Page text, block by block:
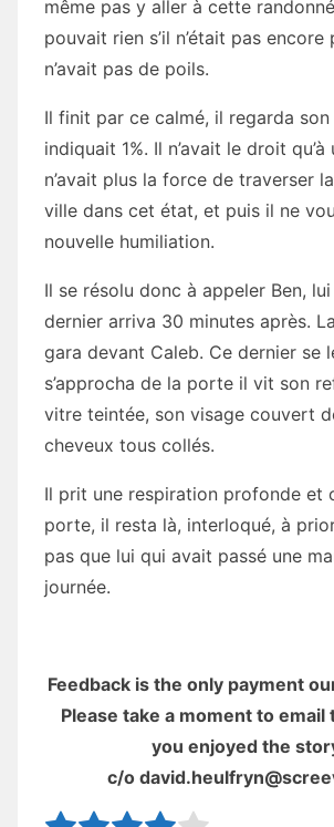
même pas y aller à cette
pouvait rien s’il n’était pas encore
n’avait pas de poils.
Il finit par ce calmé, il regarda
indiquait 1%. Il n’avait le droit qu’à
n’avait plus la force de traverser
ville dans cet état, et puis il ne
nouvelle humiliation.
Il se résolu donc à appeler Ben,
dernier arriva 30 minutes après.
gara devant Caleb. Ce dernier se
s’approcha de la porte il vit son
vitre teintée, son visage couvert
cheveux tous collés.
Il prit une respiration profonde et
porte, il resta là, interloqué, à
pas que lui qui avait passé une
journée.
Feedback is the only payment
Please take a moment to email
you enjoyed the
c/o